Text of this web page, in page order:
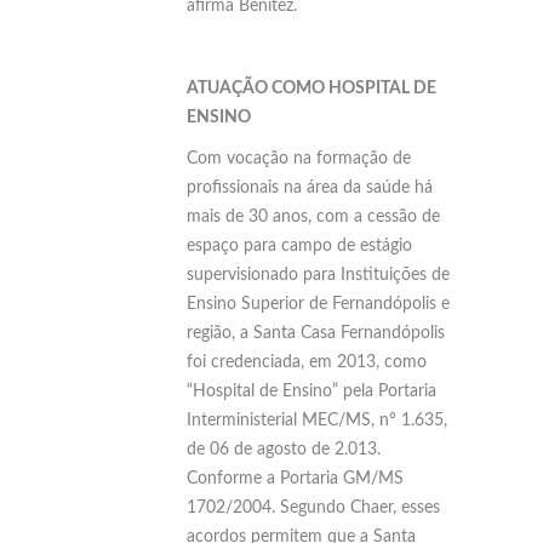
afirma Benitez.
ATUAÇÃO COMO HOSPITAL DE
ENSINO
Com vocação na formação de
profissionais na área da saúde há
mais de 30 anos, com a cessão de
espaço para campo de estágio
supervisionado para Instituições de
Ensino Superior de Fernandópolis e
região, a Santa Casa Fernandópolis
foi credenciada, em 2013, como
“Hospital de Ensino” pela Portaria
Interministerial MEC/MS, nº 1.635,
de 06 de agosto de 2.013.
Conforme a Portaria GM/MS
1702/2004. Segundo Chaer, esses
acordos permitem que a Santa